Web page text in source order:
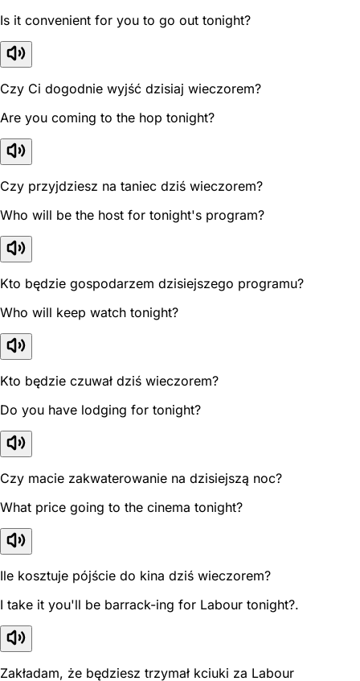
Is it convenient for you to go out tonight?
Czy Ci dogodnie wyjść dzisiaj wieczorem?
Are you coming to the hop tonight?
Czy przyjdziesz na taniec dziś wieczorem?
Who will be the host for tonight's program?
Kto będzie gospodarzem dzisiejszego programu?
Who will keep watch tonight?
Kto będzie czuwał dziś wieczorem?
Do you have lodging for tonight?
Czy macie zakwaterowanie na dzisiejszą noc?
What price going to the cinema tonight?
Ile kosztuje pójście do kina dziś wieczorem?
I take it you'll be barrack-ing for Labour tonight?.
Zakładam, że będziesz trzymał kciuki za Labour